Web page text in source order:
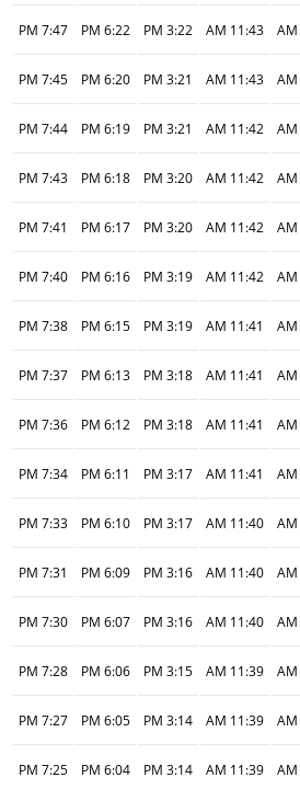
11:43 AM
3:22 PM
6:22 PM
7:47 PM
11:43 AM
3:21 PM
6:20 PM
7:45 PM
11:42 AM
3:21 PM
6:19 PM
7:44 PM
11:42 AM
3:20 PM
6:18 PM
7:43 PM
11:42 AM
3:20 PM
6:17 PM
7:41 PM
11:42 AM
3:19 PM
6:16 PM
7:40 PM
11:41 AM
3:19 PM
6:15 PM
7:38 PM
11:41 AM
3:18 PM
6:13 PM
7:37 PM
11:41 AM
3:18 PM
6:12 PM
7:36 PM
11:41 AM
3:17 PM
6:11 PM
7:34 PM
11:40 AM
3:17 PM
6:10 PM
7:33 PM
11:40 AM
3:16 PM
6:09 PM
7:31 PM
11:40 AM
3:16 PM
6:07 PM
7:30 PM
11:39 AM
3:15 PM
6:06 PM
7:28 PM
11:39 AM
3:14 PM
6:05 PM
7:27 PM
11:39 AM
3:14 PM
6:04 PM
7:25 PM